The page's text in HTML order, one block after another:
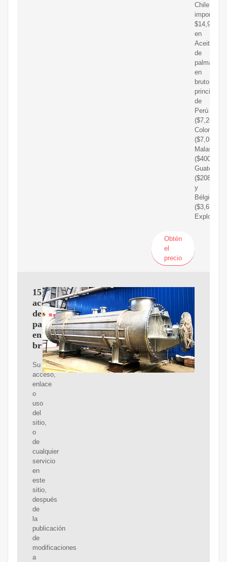
Chile
importó
$14,9M
en
Aceite
de
palma
en
bruto,
de
Perú
($7,26M),
Colombia
($7,06M),
Malasia
($400k),
Guatemala
($208k),
y
Bélgica
($3,61k).
Explorar
Obtén
el
precio
151110:
aceite
de
palma,
en
bruto
Su
acceso,
enlace
o
uso
del
sitio,
o
de
cualquier
servicio
en
este
sitio,
después
de
la
publicación
de
modificaciones
a